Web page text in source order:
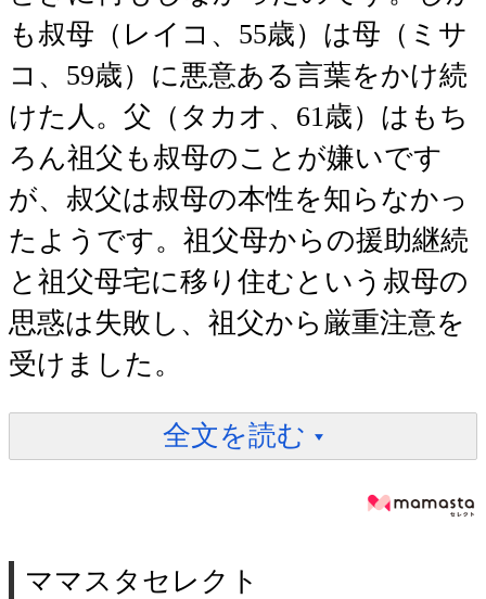
も叔母（レイコ、55歳）は母（ミサ
コ、59歳）に悪意ある言葉をかけ続
けた人。父（タカオ、61歳）はもち
ろん祖父も叔母のことが嫌いです
が、叔父は叔母の本性を知らなかっ
たようです。祖父母からの援助継続
と祖父母宅に移り住むという叔母の
思惑は失敗し、祖父から厳重注意を
受けました。
全文を読む
ママスタセレクト